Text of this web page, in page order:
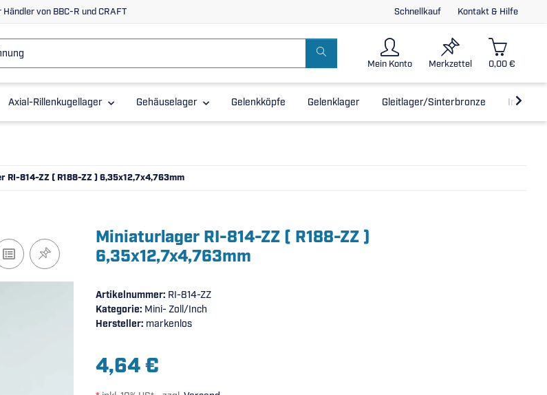
Schnellkauf Kontakt & Hilfe
von BBC-R und CRAFT
Mein Konto Merkzettel 0,00 €
Axial-Rillenkugellager Gehäuselager Gelenkköpfe Gelenklager Gleitlager/Sinterbronze Inline-
RI-814-ZZ ( R188-ZZ ) 6,35x12,7x4,763mm
Miniaturlager RI-814-ZZ ( R188-ZZ )
6,35x12,7x4,763mm
Artikelnummer: RI-814-ZZ
Kategorie: Mini- Zoll/Inch
Hersteller: markenlos
4,64 €